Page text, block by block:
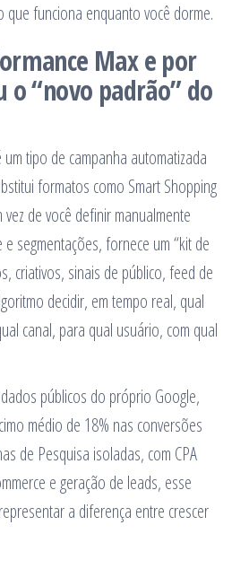
que funciona enquanto você dorme.
Max e por
o “novo padrão” do
tipo de campanha automatizada
formatos como Smart Shopping
vez de você definir manualmente
segmentações, fornece um “kit de
criativos, sinais de público, feed de
decidir, em tempo real, qual
canal, para qual usuário, com qual
públicos do próprio Google,
médio de 18% nas conversões
de Pesquisa isoladas, com CPA
e geração de leads, esse
a diferença entre crescer